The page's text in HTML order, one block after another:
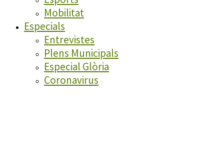
Mobilitat
Especials
Entrevistes
Plens Municipals
Especial Glòria
Coronavirus